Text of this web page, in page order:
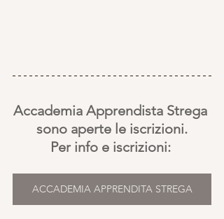
Accademia Apprendista Strega
sono aperte le iscrizioni.
Per info e iscrizioni:
ACCADEMIA APPRENDITA STREGA